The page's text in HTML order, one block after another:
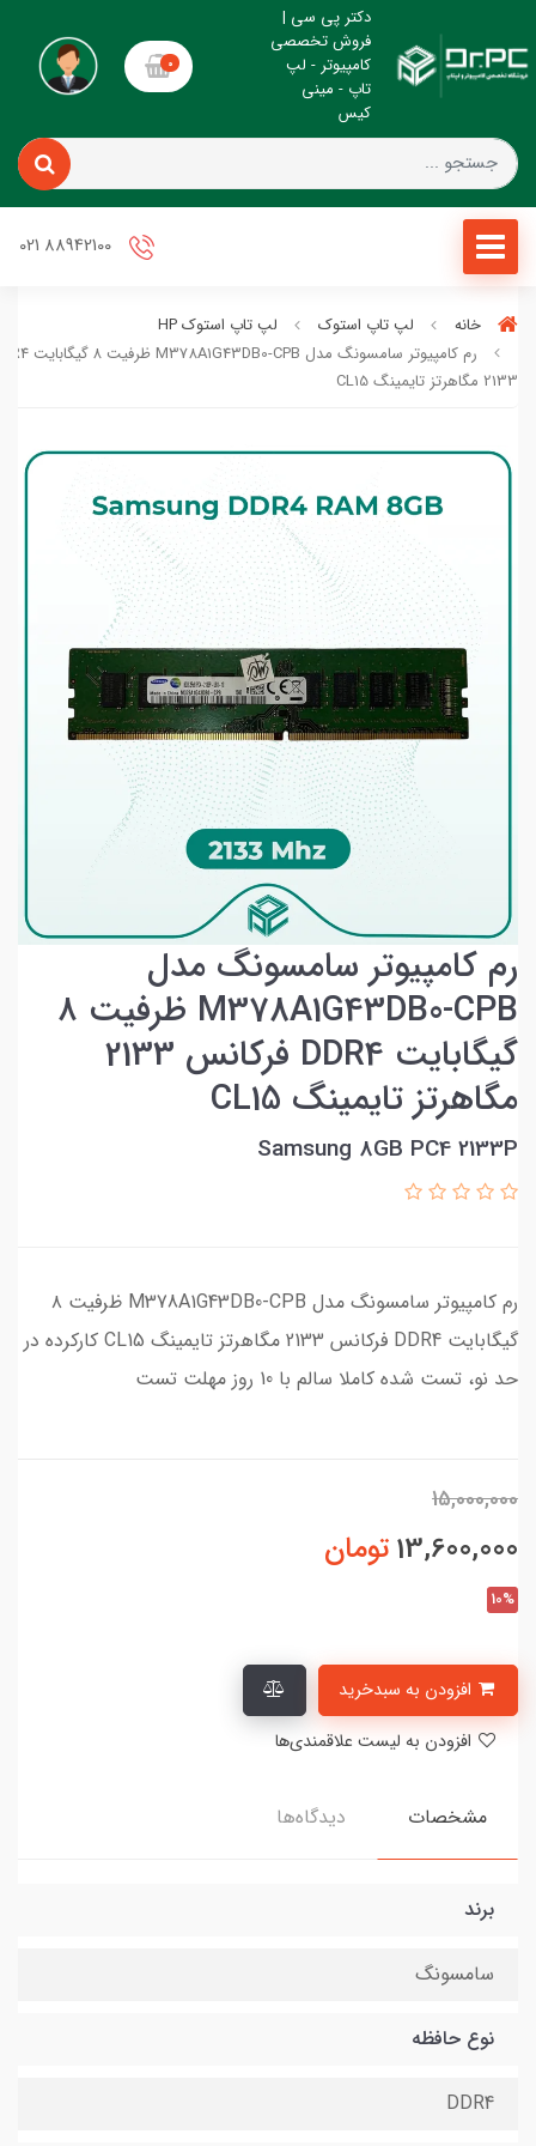
دکتر پی سی |
فروش تخصصی
کامپیوتر - لپ
تاپ - مینی
کیس
0
خانه لپ تاپ استوک لپ تاپ استوک HP
2133 مگاهرتز تایمینگ CL15
رم کامپیوتر سامسونگ مدل
M378A1G43DB0-CPB ظرفیت ۸
گیگابایت DDR4 فرکانس 2133
مگاهرتز تایمینگ CL15
Samsung 8GB PC4 2133P
رم کامپیوتر سامسونگ مدل M378A1G43DB0-CPB ظرفیت ۸
گیگابایت DDR4 فرکانس 2133 مگاهرتز تایمینگ CL15 کارکرده در
حد نو، تست شده کاملا سالم با 10 روز مهلت تست
15,000,000
13,600,000تومان
10%
مشخصات دیدگاه‌ها
برند
سامسونگ
نوع حافظه
DDR4